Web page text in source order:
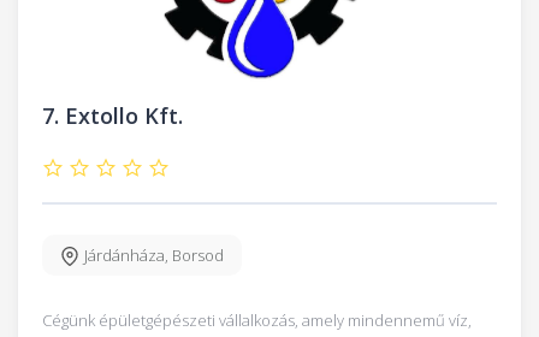
7. Extollo Kft.
Járdánháza, Borsod
Cégünk épületgépészeti vállalkozás, amely mindennemű víz,